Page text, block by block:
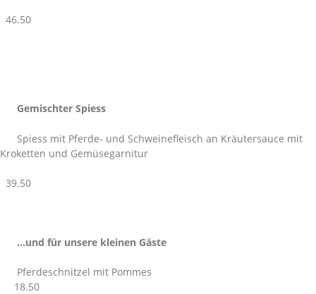
46.50
Gemischter Spiess
Spiess mit Pferde- und Schweinefleisch an Kräutersauce mit
Kroketten und Gemüsegarnitur
39.50
…und für unsere kleinen Gäste
Pferdeschnitzel mit Pommes
18.50